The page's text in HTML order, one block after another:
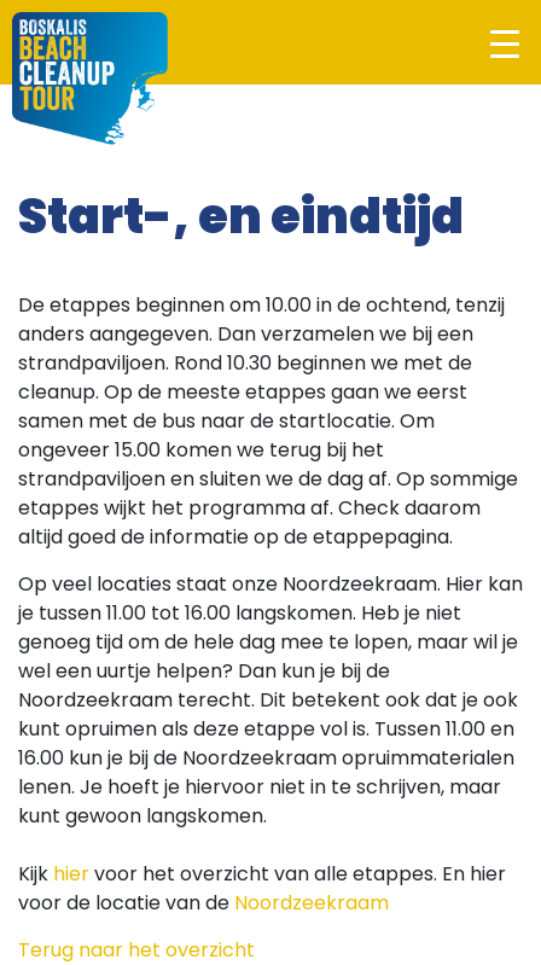
Start-, en eindtijd
De etappes beginnen om 10.00 in de ochtend, tenzij
anders aangegeven. Dan verzamelen we bij een
strandpaviljoen. Rond 10.30 beginnen we met de
cleanup. Op de meeste etappes gaan we eerst
samen met de bus naar de startlocatie. Om
ongeveer 15.00 komen we terug bij het
strandpaviljoen en sluiten we de dag af. Op sommige
etappes wijkt het programma af. Check daarom
altijd goed de informatie op de etappepagina.
Op veel locaties staat onze Noordzeekraam. Hier kan
je tussen 11.00 tot 16.00 langskomen. Heb je niet
genoeg tijd om de hele dag mee te lopen, maar wil je
wel een uurtje helpen? Dan kun je bij de
Noordzeekraam terecht. Dit betekent ook dat je ook
kunt opruimen als deze etappe vol is. Tussen 11.00 en
16.00 kun je bij de Noordzeekraam opruimmaterialen
lenen. Je hoeft je hiervoor niet in te schrijven, maar
kunt gewoon langskomen.
Kijk hiervoor het overzicht van alle etappes. En hier
voor de locatie van de Noordzeekraam
Terug naar het overzicht